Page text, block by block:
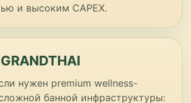
и высоким CAPEX.
нужен premium wellness-
банной инфраструктуры: